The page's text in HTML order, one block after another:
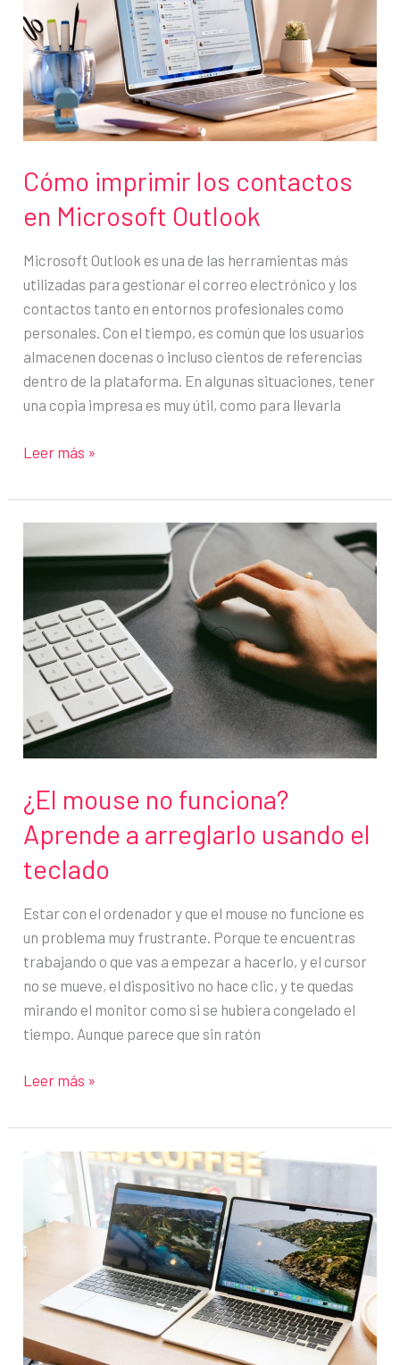
móviles
portátiles:
Te
explicamos
la
verdad
Cómo imprimir los contactos
en Microsoft Outlook
Microsoft Outlook es una de las herramientas más
utilizadas para gestionar el correo electrónico y los
contactos tanto en entornos profesionales como
personales. Con el tiempo, es común que los usuarios
almacenen docenas o incluso cientos de referencias
dentro de la plataforma. En algunas situaciones, tener
una copia impresa es muy útil, como para llevarla
Cómo
los
contactos
Outlook
Leer más »
¿El mouse no funciona?
Aprende a arreglarlo usando el
teclado
Estar con el ordenador y que el mouse no funcione es
un problema muy frustrante. Porque te encuentras
trabajando o que vas a empezar a hacerlo, y el cursor
no se mueve, el dispositivo no hace clic, y te quedas
mirando el monitor como si se hubiera congelado el
tiempo. Aunque parece que sin ratón
¿El
no
funciona?
Aprende
arreglarlo
usando
teclado
Leer más »